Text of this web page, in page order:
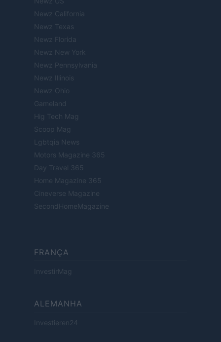
Newz California
Newz Texas
Newz Florida
Newz New York
Newz Pennsylvania
Newz Illinois
Newz Ohio
Gameland
Hig Tech Mag
Scoop Mag
Lgbtqia News
Motors Magazine 365
Day Travel 365
Home Magazine 365
Cineverse Magazine
SecondHomeMagazine
FRANÇA
InvestirMag
ALEMANHA
Investieren24